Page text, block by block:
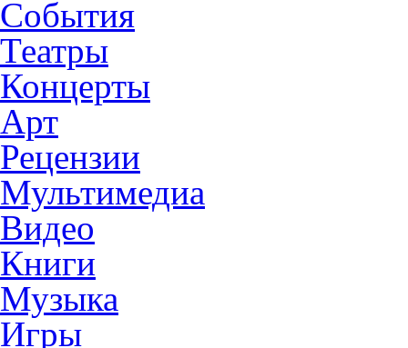
События
Театры
Концерты
Арт
Рецензии
Мультимедиа
Видео
Книги
Музыка
Игры